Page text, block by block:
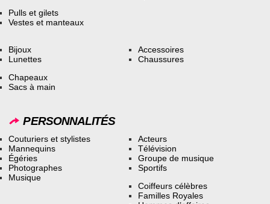
Pulls et gilets
Vestes et manteaux
Bijoux
Lunettes
Accessoires
Chaussures
Chapeaux
Sacs à main
PERSONNALITÉS
Couturiers et stylistes
Mannequins
Égéries
Photographes
Musique
Acteurs
Télévision
Groupe de musique
Sportifs
Coiffeurs célèbres
Familles Royales